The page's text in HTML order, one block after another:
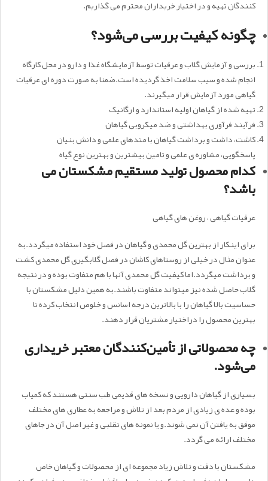
کنندگان تهیه و در اختیار خریداران محترم می گذاریم.
چگونه کیفیت بررسی می‌شود؟
بررسی و آزمایش گلاب و عرقیات توسط آزمایشگاه غذا و دارو در محل کارگاه
انجام شده و سیب سلامت اخذ گردیده است.ضمنا به صورت دوره ای عرقیات
گیاهی مورد آزمایش قرار میگیرند.
تهیه شده از گیاهان اولیه استاندارد و ارگانیک
فرآیند فرآوری بهداشتی و ضد میکروبی گیاهان
کاشت، داشت و برداشت گیاهان با متدهای علمی و دانش بنیان
پاسخگویی، مشاوره ی علمی و تامین بیشترین و بهترین نوع گیاه
کدام محصول تولید مستقیم مشکستان می
باشد؟
عرقیات گیاهی ، روغن های گیاهی
برای اینکار از بهترین گل محمدی و گیاهان در فصل خود استفاده میگردد.به
عنوان مثال در خیلی از روستاهای کاشان در فصل گلابگیری گل محمدی کشت
و برداشت میگردد.اما کیفیت گل محمدی آنها با هم متفاوت بوده و در نتیجه
گلاب حاصل شده نیز میتواند متفاوت باشند.به همین دلیل مشکستان با
حساسیت بالا گیاهان را با بالاترین درجه اسانس و خلوص انتخاب کرده تا
بهترین محصول را دراختیار مشتریان قرار دهند.
چه محصولاتی از تأمین‌کنندگان معتبر خریداری
می‌شود.
بسیاری از گیاهان دارویی و نسخه های قدیمی طب سنتی هستند که کمیاب
بوده و عده ی زیادی از مردم بعد از تلاش و مراجعه به عطاری های مختلف
موفق به یافتن آن نمی شوند.و یا نمونه های تقلبی و غیر اصل آن در جاهای
مختلف ارائه می گردد.
مشکستان با دقت و تلاش زیاد مجموعه ای از محصولات و گیاهان خاص